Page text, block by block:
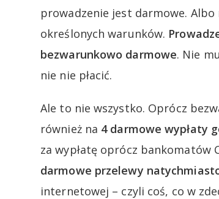
prowadzenie jest darmowe. Albo
określonych warunków.
bezwarunkowo darmowe. Nie
nie nie płacić.
Ale to nie wszystko. Oprócz
również na 4 darmowe wypłaty
za wypłatę oprócz bankomatów
darmowe przelewy
internetowej – czyli coś, co w